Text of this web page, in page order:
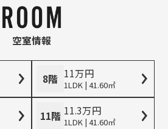
空室情報
8階 11万円
1LDK | 41.60㎡
11階 11.3万円
1LDK | 41.60㎡